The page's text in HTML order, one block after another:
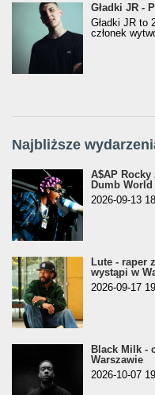
Gładki JR - Patoshot
Gładki JR -
Gładki JR to
członek
Najbliższe
A$AP
Dumb
2026-09-13
Lute - raper
wystąpi w
2026-09-17
Black Milk -
Warszawie
2026-10-07